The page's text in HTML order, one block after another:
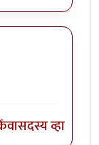
सदस्य व्हा